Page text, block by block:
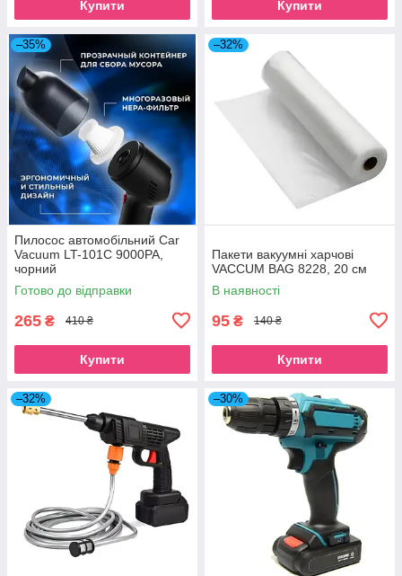
Купити Купити
–35%
Пилосос автомобільний Car
Vacuum LT-101C 9000PA,
чорний
Готово до відправки
265 ₴ 410 ₴
Купити
–32%
Пакети вакуумні харчові
VACCUM BAG 8228, 20 см
В наявності
95 ₴ 140 ₴
Купити
–32% –30%